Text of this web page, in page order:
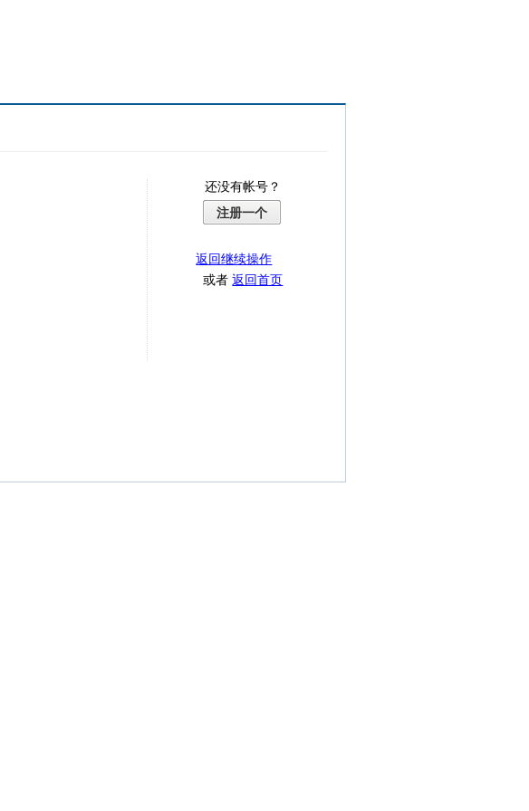
还没有帐号？
注册一个
返回继续操作
或者返回首页